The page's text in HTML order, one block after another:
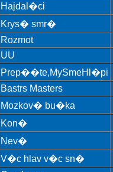
Hajdal�ci
Krys� smr�
Rozmot
UU
Prep��te,MySmeHl�pi
Bastrs Masters
Mozkov� bu�ka
Kon�
Nev�
V�c hlav v�c sn�